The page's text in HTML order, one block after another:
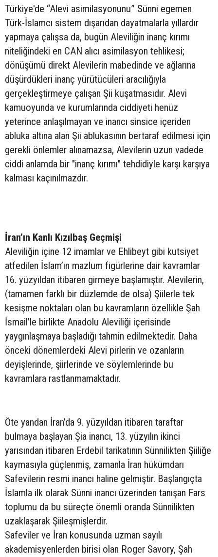
Türkiye'de “Alevi asimilasyonunu” Sünni egemen
Türk-İslamcı sistem dışarıdan dayatmalarla yıllardır
yapmaya çalışsa da, bugün Aleviliğin inanç kırımı
niteliğindeki en CAN alıcı asimilasyon tehlikesi;
dönüşümü direkt Alevilerin mabedinde ve ağlarına
düşürdükleri inanç yürütücüleri aracılığıyla
gerçekleştirmeye çalışan Şii kuşatmasıdır. Alevi
kamuoyunda ve kurumlarında ciddiyeti henüz
yeterince anlaşılmayan ve inancı sinsice içeriden
abluka altına alan Şii ablukasının bertaraf edilmesi için
gerekli önlemler alınamazsa, Alevilerin uzun vadede
ciddi anlamda bir "inanç kırımı" tehdidiyle karşı karşıya
kalması kaçınılmazdır.
İran’ın Kanlı Kızılbaş Geçmişi
Aleviliğin içine 12 imamlar ve Ehlibeyt gibi kutsiyet
atfedilen İslam’ın mazlum figürlerine dair kavramlar
16. yüzyıldan itibaren girmeye başlamıştır. Alevilerin,
(tamamen farklı bir düzlemde de olsa) Şiilerle tek
kesişme noktaları olan bu kavramların özellikle Şah
İsmail’le birlikte Anadolu Aleviliği içerisinde
yaygınlaşmaya başladığı tahmin edilmektedir. Daha
önceki dönemlerdeki Alevi pirlerin ve ozanların
deyişlerinde, şiirlerinde ve söylemlerinde bu
kavramlara rastlanmamaktadır.
Öte yandan İran’da 9. yüzyıldan itibaren taraftar
bulmaya başlayan Şia inancı, 13. yüzyılın ikinci
yarısından itibaren Erdebil tarikatının Sünnilikten Şiiliğe
kaymasıyla güçlenmiş, zamanla İran hükümdarı
Safevilerin resmi inancı haline gelmiştir. Başlangıçta
İslamla ilk olarak Sünni inancı üzerinden tanışan Fars
toplumu da bu süreçte önemli oranda Sünnilikten
uzaklaşarak Şiileşmişlerdir.
Safeviler ve İran konusunda uzman sayılı
akademisyenlerden birisi olan Roger Savory, Şah